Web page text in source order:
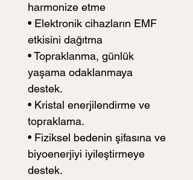
harmonize etme
• Elektronik cihazların EMF
etkisini dağıtma
• Topraklanma, günlük
yaşama odaklanmaya
destek.
• Kristal enerjilendirme ve
topraklama.
• Fiziksel bedenin şifasına ve
biyoenerjiyi iyileştirmeye
destek.